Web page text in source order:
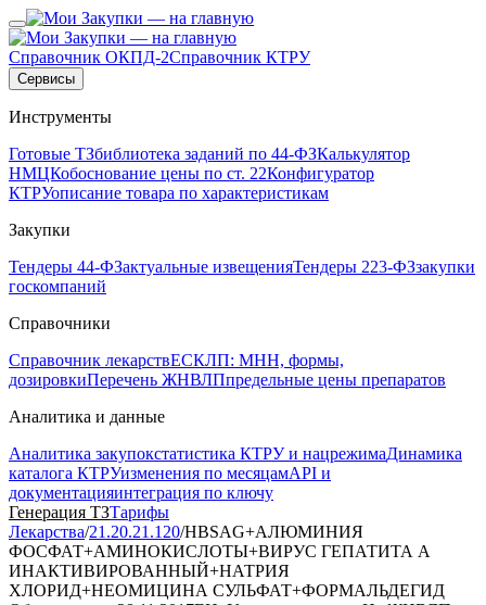
Справочник ОКПД-2Справочник КТРУ
Сервисы
Инструменты
Готовые ТЗбиблиотека заданий по 44-ФЗКалькулятор
НМЦКобоснование цены по ст. 22Конфигуратор
КТРУописание товара по характеристикам
Закупки
Тендеры 44-ФЗактуальные извещенияТендеры 223-ФЗзакупки
госкомпаний
Справочники
Справочник лекарствЕСКЛП: МНН, формы,
дозировкиПеречень ЖНВЛПпредельные цены препаратов
Аналитика и данные
Аналитика закупокстатистика КТРУ и нацрежимаДинамика
каталога КТРУизменения по месяцамAPI и
документацияинтеграция по ключу
Генерация ТЗТарифы
Лекарства/21.20.21.120/HBSАG+АЛЮМИНИЯ
ФОСФАТ+АМИНОКИСЛОТЫ+ВИРУС ГЕПАТИТА А
ИНАКТИВИРОВАННЫЙ+НАТРИЯ
ХЛОРИД+НЕОМИЦИНА СУЛЬФАТ+ФОРМАЛЬДЕГИД